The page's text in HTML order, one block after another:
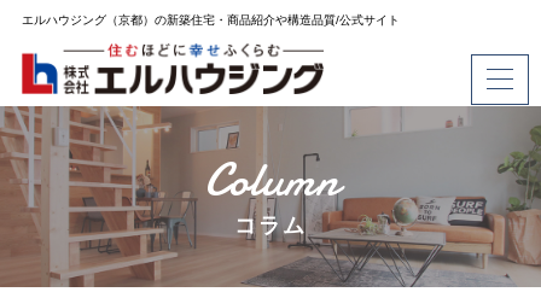
エルハウジング（京都）の新築住宅・商品紹介や構造品質/公式サイト
Column
コラム